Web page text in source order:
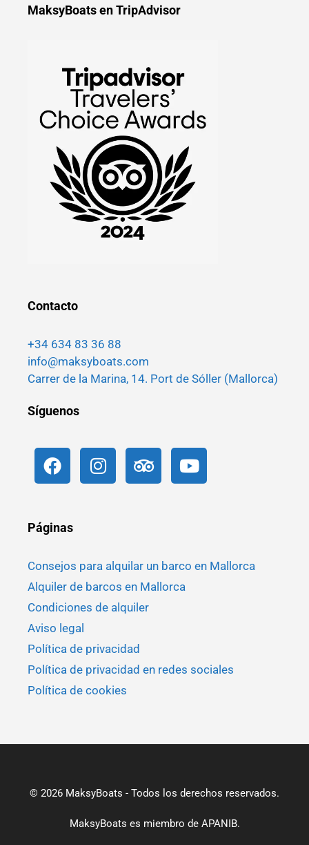
MaksyBoats en TripAdvisor
Contacto
+34 634 83 36 88
info@maksyboats.com
Carrer de la Marina, 14. Port de Sóller (Mallorca)
Síguenos
Páginas
Consejos para alquilar un barco en Mallorca
Alquiler de barcos en Mallorca
Condiciones de alquiler
Aviso legal
Política de privacidad
Política de privacidad en redes sociales
Política de cookies
© 2026 MaksyBoats - Todos los derechos reservados.
MaksyBoats es miembro de APANIB.